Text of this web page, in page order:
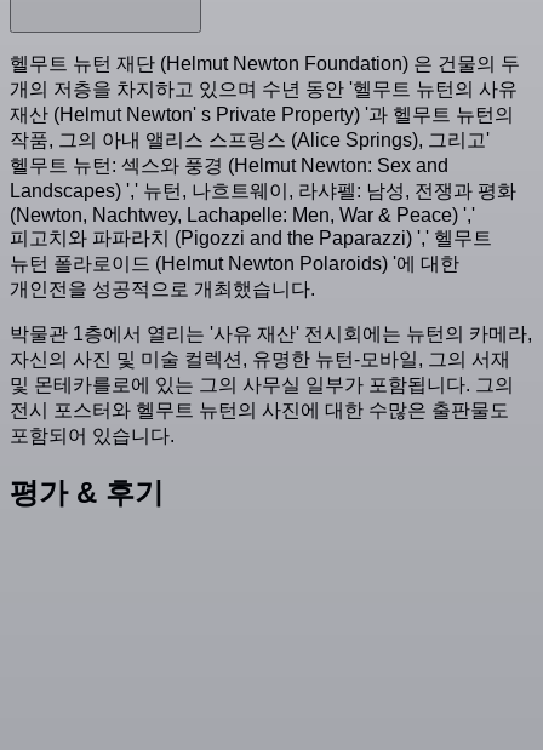
헬무트 뉴턴 재단 (Helmut Newton Foundation) 은 건물의 두
개의 저층을 차지하고 있으며 수년 동안 '헬무트 뉴턴의 사유
재산 (Helmut Newton' s Private Property) '과 헬무트 뉴턴의
작품, 그의 아내 앨리스 스프링스 (Alice Springs), 그리고'
헬무트 뉴턴: 섹스와 풍경 (Helmut Newton: Sex and
Landscapes) ',' 뉴턴, 나흐트웨이, 라샤펠: 남성, 전쟁과 평화
(Newton, Nachtwey, Lachapelle: Men, War & Peace) ','
피고치와 파파라치 (Pigozzi and the Paparazzi) ',' 헬무트
뉴턴 폴라로이드 (Helmut Newton Polaroids) '에 대한
개인전을 성공적으로 개최했습니다.
박물관 1층에서 열리는 '사유 재산' 전시회에는 뉴턴의 카메라,
자신의 사진 및 미술 컬렉션, 유명한 뉴턴-모바일, 그의 서재
및 몬테카를로에 있는 그의 사무실 일부가 포함됩니다. 그의
전시 포스터와 헬무트 뉴턴의 사진에 대한 수많은 출판물도
포함되어 있습니다.
평가 & 후기